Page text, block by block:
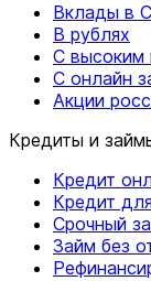
Вклады в
В рублях
С высоким
С онлайн
Акции
Кредиты и
Кредит
Кредит
Срочный
Займ без